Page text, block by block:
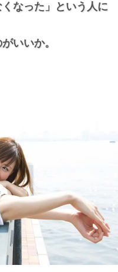
くなった」という人に
いいか。